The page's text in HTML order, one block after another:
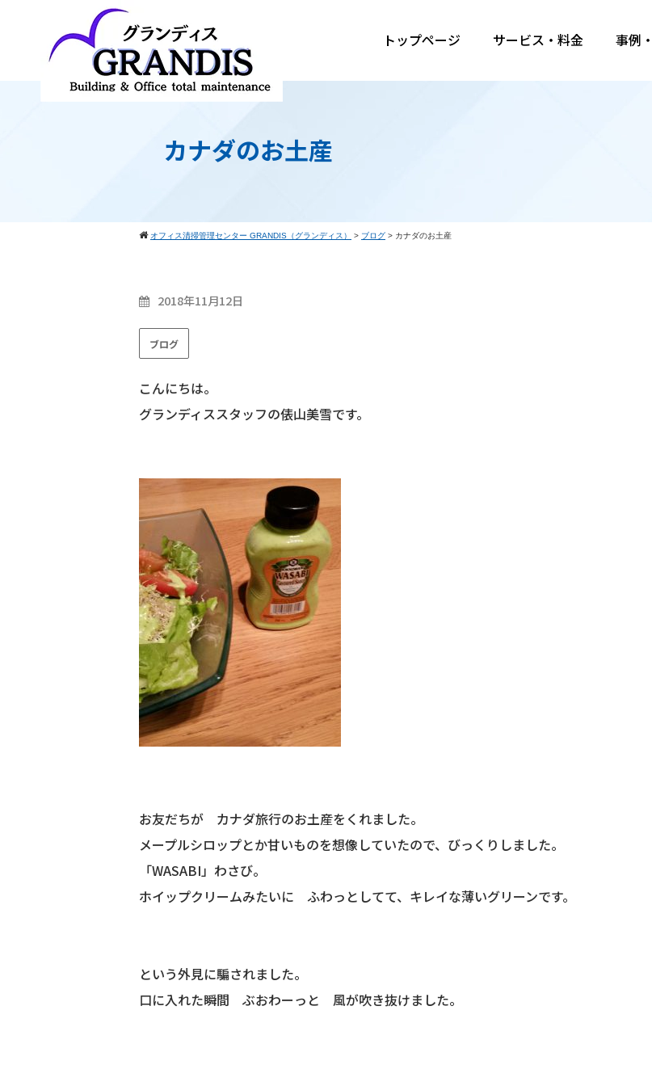
トップページ サービス・料金 事例
カナダのお土産
オフィス清掃管理センター GRANDIS（グランディス） > ブログ > カナダのお土産
2018年11月12日
ブログ
こんにちは。
グランディススタッフの俵山美雪です。
お友だちが カナダ旅行のお土産をくれました。
メープルシロップとか甘いものを想像していたので、びっくりしま した。
「WASABI」わさび。
ホイップクリームみたいに ふわっとしてて、キレイな薄いグリーンです。
という外見に騙されました。
口に入れた瞬間 ぶおわーっと 風が吹き抜けました。